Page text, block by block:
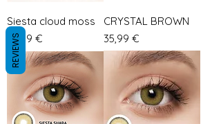
Siesta cloud moss
Preis
35,99 €
CRYSTAL BROWN
Preis
35,99 €
REVIEWS